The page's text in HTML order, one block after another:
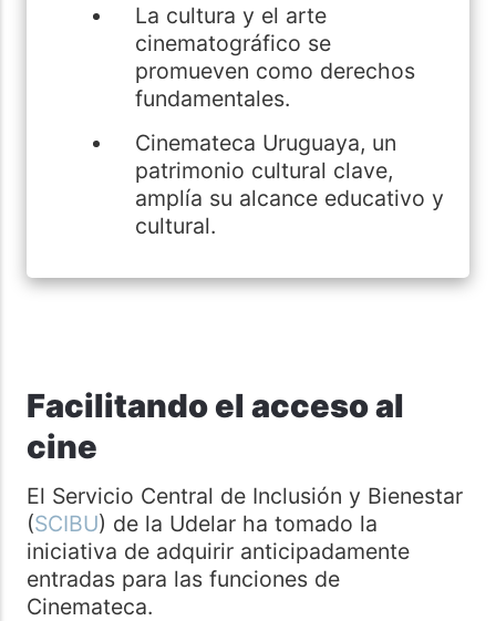
La cultura y el arte
cinematográfico se
promueven como derechos
fundamentales.
Cinemateca Uruguaya, un
patrimonio cultural clave,
amplía su alcance educativo y
cultural.
Facilitando el acceso al
cine
El Servicio Central de Inclusión y Bienestar
(SCIBU) de la Udelar ha tomado la
iniciativa de adquirir anticipadamente
entradas para las funciones de
Cinemateca.